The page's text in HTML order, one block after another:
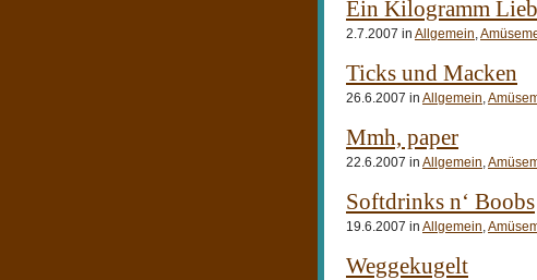
Ein Kilogramm
2.7.2007 in Allgemein
Ticks und Macken
26.6.2007 in Allgemein
Mmh, paper
22.6.2007 in Allgemein
Softdrinks n‘ Boobs
19.6.2007 in Allgemein
Weggekugelt